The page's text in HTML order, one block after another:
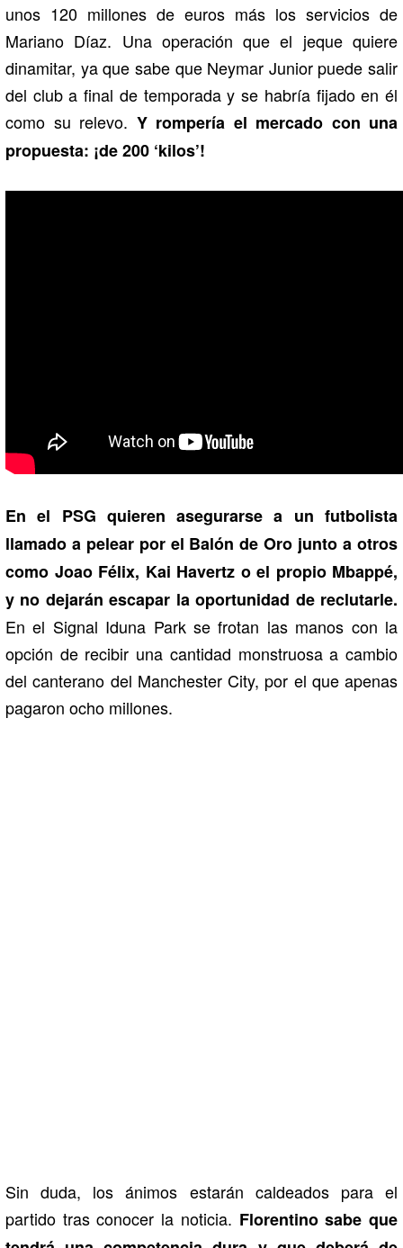
unos 120 millones de euros más los servicios de
Mariano Díaz. Una operación que el jeque quiere
dinamitar, ya que sabe que Neymar Junior puede salir
del club a final de temporada y se habría fijado en él
como su relevo. Y rompería el mercado con una
propuesta: ¡de 200 ‘kilos’!
En el PSG quieren asegurarse a un futbolista
llamado a pelear por el Balón de Oro junto a otros
como Joao Félix, Kai Havertz o el propio Mbappé,
y no dejarán escapar la oportunidad de reclutarle.
En el Signal Iduna Park se frotan las manos con la
opción de recibir una cantidad monstruosa a cambio
del canterano del Manchester City, por el que apenas
pagaron ocho millones.
Sin duda, los ánimos estarán caldeados para el
partido tras conocer la noticia. Florentino sabe que